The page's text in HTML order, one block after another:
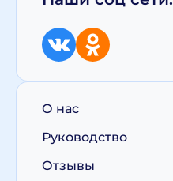
О нас
Руководство
Отзывы